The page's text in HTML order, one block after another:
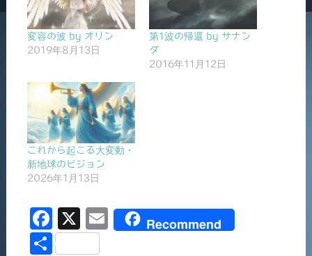
変容の波 by オリン
2019年8月13日
第1波の帰還 by サナン
ダ
2016年11月12日
これから起こる大変動・
新地球のビジョン
2026年1月13日
F
a
X
E
Recommend
共